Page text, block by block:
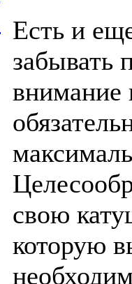
Есть и
забывать
внимание
свою
которую